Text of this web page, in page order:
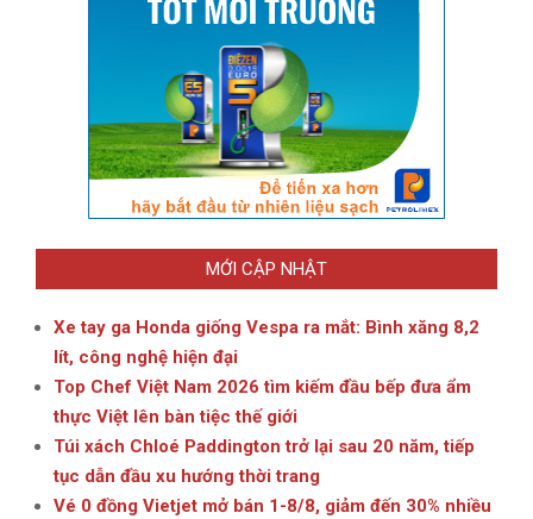
MỚI CẬP NHẬT
Xe tay ga Honda giống Vespa ra mắt: Bình xăng 8,2
lít, công nghệ hiện đại
Top Chef Việt Nam 2026 tìm kiếm đầu bếp đưa ẩm
thực Việt lên bàn tiệc thế giới
Túi xách Chloé Paddington trở lại sau 20 năm, tiếp
tục dẫn đầu xu hướng thời trang
Vé 0 đồng Vietjet mở bán 1-8/8, giảm đến 30% nhiều